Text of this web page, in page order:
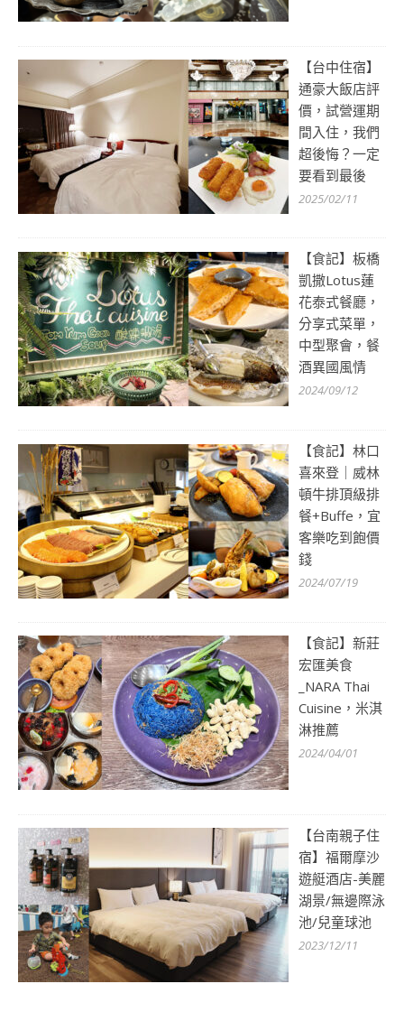
【台中住宿】
通豪大飯店評
價，試營運期
間入住，我們
超後悔？一定
要看到最後
2025/02/11
【食記】板橋
凱撒Lotus蓮
花泰式餐廳，
分享式菜單，
中型聚會，餐
酒異國風情
2024/09/12
【食記】林口
喜來登｜威林
頓牛排頂級排
餐+Buffe，宜
客樂吃到飽價
錢
2024/07/19
【食記】新莊
宏匯美食
_NARA Thai
Cuisine，米淇
淋推薦
2024/04/01
【台南親子住
宿】福爾摩沙
遊艇酒店-美麗
湖景/無邊際泳
池/兒童球池
2023/12/11